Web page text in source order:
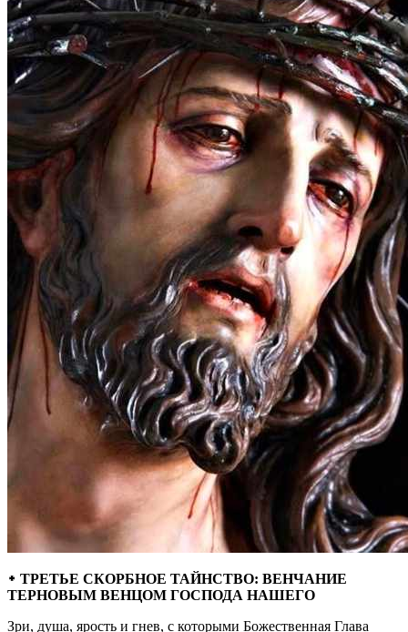
᛭ ТРЕТЬЕ СКОРБНОЕ ТАЙНСТВО: ВЕНЧАНИЕ
ТЕРНОВЫМ ВЕНЦОМ ГОСПОДА НАШЕГО
Зри, душа, ярость и гнев, с которыми Божественная Глава